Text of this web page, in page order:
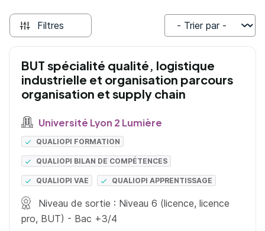
Filtres
Trier par
BUT spécialité qualité, logistique
industrielle et organisation parcours
organisation et supply chain
Université Lyon 2 Lumière
QUALIOPI FORMATION
QUALIOPI BILAN DE COMPÉTENCES
QUALIOPI VAE QUALIOPI APPRENTISSAGE
Niveau de sortie : Niveau 6 (licence, licence
pro, BUT) - Bac +3/4